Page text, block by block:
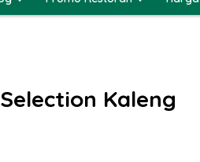
Kaleng